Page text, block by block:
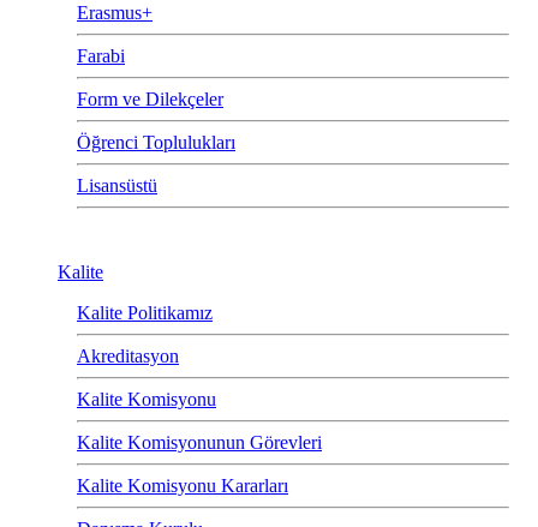
Erasmus+
Farabi
Form ve Dilekçeler
Öğrenci Toplulukları
Lisansüstü
Kalite
Kalite Politikamız
Akreditasyon
Kalite Komisyonu
Kalite Komisyonunun Görevleri
Kalite Komisyonu Kararları